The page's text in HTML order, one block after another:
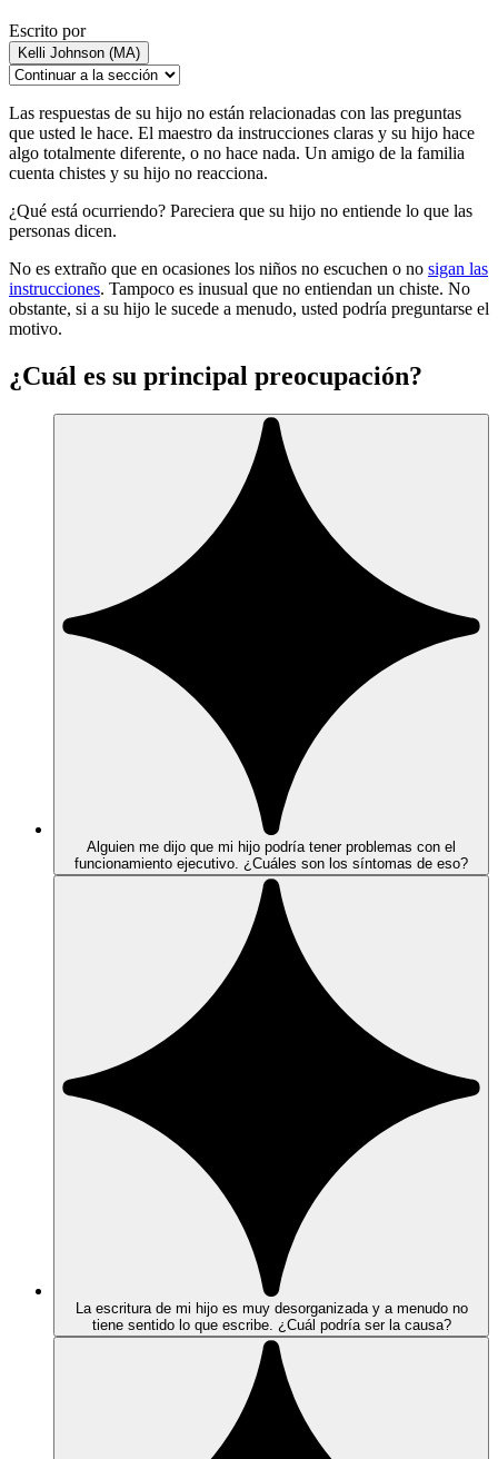
Escrito por
Kelli Johnson (MA)
Las respuestas de su hijo no están relacionadas con las preguntas
que usted le hace. El maestro da instrucciones claras y su hijo hace
algo totalmente diferente, o no hace nada. Un amigo de la familia
cuenta chistes y su hijo no reacciona.
¿Qué está ocurriendo? Pareciera que su hijo no entiende lo que las
personas dicen.
No es extraño que en ocasiones los niños no escuchen o no sigan las
instrucciones. Tampoco es inusual que no entiendan un chiste. No
obstante, si a su hijo le sucede a menudo, usted podría preguntarse el
motivo.
¿Cuál es su principal preocupación?
Alguien me dijo que mi hijo podría tener problemas con el
funcionamiento ejecutivo. ¿Cuáles son los síntomas de eso?
La escritura de mi hijo es muy desorganizada y a menudo no
tiene sentido lo que escribe. ¿Cuál podría ser la causa?